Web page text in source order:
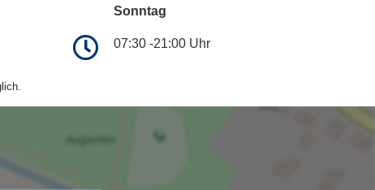
Sonntag
07:30 -21:00 Uhr